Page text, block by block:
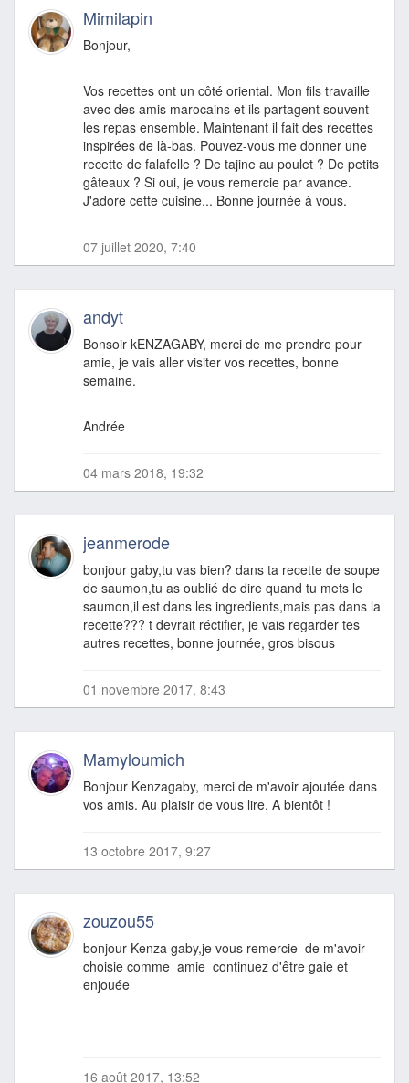
Mimilapin
Bonjour,
Vos recettes ont un côté oriental. Mon fils travaille
avec des amis marocains et ils partagent souvent
les repas ensemble. Maintenant il fait des recettes
inspirées de là-bas. Pouvez-vous me donner une
recette de falafelle ? De tajine au poulet ? De petits
gâteaux ? Si oui, je vous remercie par avance.
J'adore cette cuisine... Bonne journée à vous.
07 juillet 2020, 7:40
andyt
Bonsoir kENZAGABY, merci de me prendre pour
amie, je vais aller visiter vos recettes, bonne
semaine.
Andrée
04 mars 2018, 19:32
jeanmerode
bonjour gaby,tu vas bien? dans ta recette de soupe
de saumon,tu as oublié de dire quand tu mets le
saumon,il est dans les ingredients,mais pas dans la
recette??? t devrait réctifier, je vais regarder tes
autres recettes, bonne journée, gros bisous
01 novembre 2017, 8:43
Mamyloumich
Bonjour Kenzagaby, merci de m'avoir ajoutée dans
vos amis. Au plaisir de vous lire. A bientôt !
13 octobre 2017, 9:27
zouzou55
bonjour Kenza gaby,je vous remercie de m'avoir
choisie comme amie continuez d'être gaie et
enjouée
16 août 2017, 13:52